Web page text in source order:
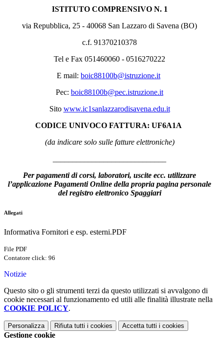
ISTITUTO COMPRENSIVO N. 1
via Repubblica, 25 - 40068 San Lazzaro di Savena (BO)
c.f. 91370210378
Tel e Fax 051460060 - 0516270222
E mail: boic88100b@istruzione.it
Pec: boic88100b@pec.istruzione.it
Sito www.ic1sanlazzarodisavena.edu.it
CODICE UNIVOCO FATTURA: UF6A1A
(da indicare solo sulle fatture elettroniche)
Per pagamenti di corsi, laboratori, uscite ecc. utilizzare
l’applicazione Pagamenti Online della propria pagina personale
del registro elettronico Spaggiari
Allegati
Informativa Fornitori e esp. esterni.PDF
File PDF
Contatore click: 96
Notizie
Questo sito o gli strumenti terzi da questo utilizzati si avvalgono di
cookie necessari al funzionamento ed utili alle finalità illustrate nella
COOKIE POLICY.
Personalizza Rifiuta tutti i cookies Accetta tutti i cookies
Gestione cookie